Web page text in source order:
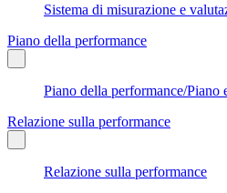
Sistema di misurazione e
Piano della performance
Piano della performance/Piano
Relazione sulla performance
Relazione sulla performance